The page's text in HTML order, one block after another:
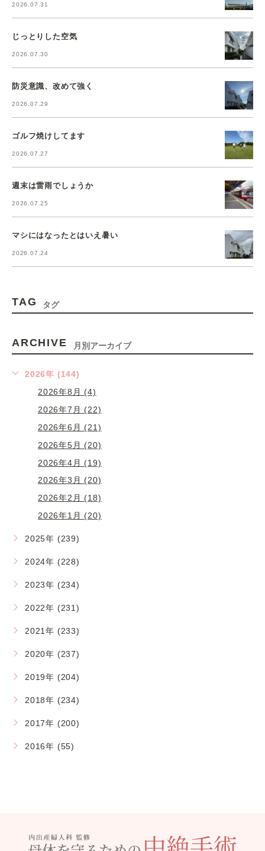
2026.07.31
じっとりした空気
2026.07.30
防災意識、改めて強く
2026.07.29
ゴルフ焼けしてます
2026.07.27
週末は雷雨でしょうか
2026.07.25
マシにはなったとはいえ暑い
2026.07.24
TAG タグ
ARCHIVE 月別アーカイブ
2026年 (144)
2026年8月 (4)
2026年7月 (22)
2026年6月 (21)
2026年5月 (20)
2026年4月 (19)
2026年3月 (20)
2026年2月 (18)
2026年1月 (20)
2025年 (239)
2024年 (228)
2023年 (234)
2022年 (231)
2021年 (233)
2020年 (237)
2019年 (204)
2018年 (234)
2017年 (200)
2016年 (55)